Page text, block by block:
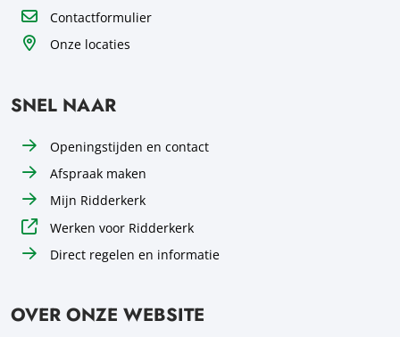
Contactformulier
Onze locaties
SNEL NAAR
Openingstijden en contact
Afspraak maken
Mijn Ridderkerk
Werken voor Ridderkerk
Direct regelen en informatie
OVER ONZE WEBSITE